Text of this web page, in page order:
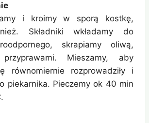
i kroimy w sporą kostkę,
Składniki wkładamy do
skrapiamy oliwą,
przyprawami. Mieszamy, aby
równomiernie rozprowadziły i
piekarnika. Pieczemy ok 40 min